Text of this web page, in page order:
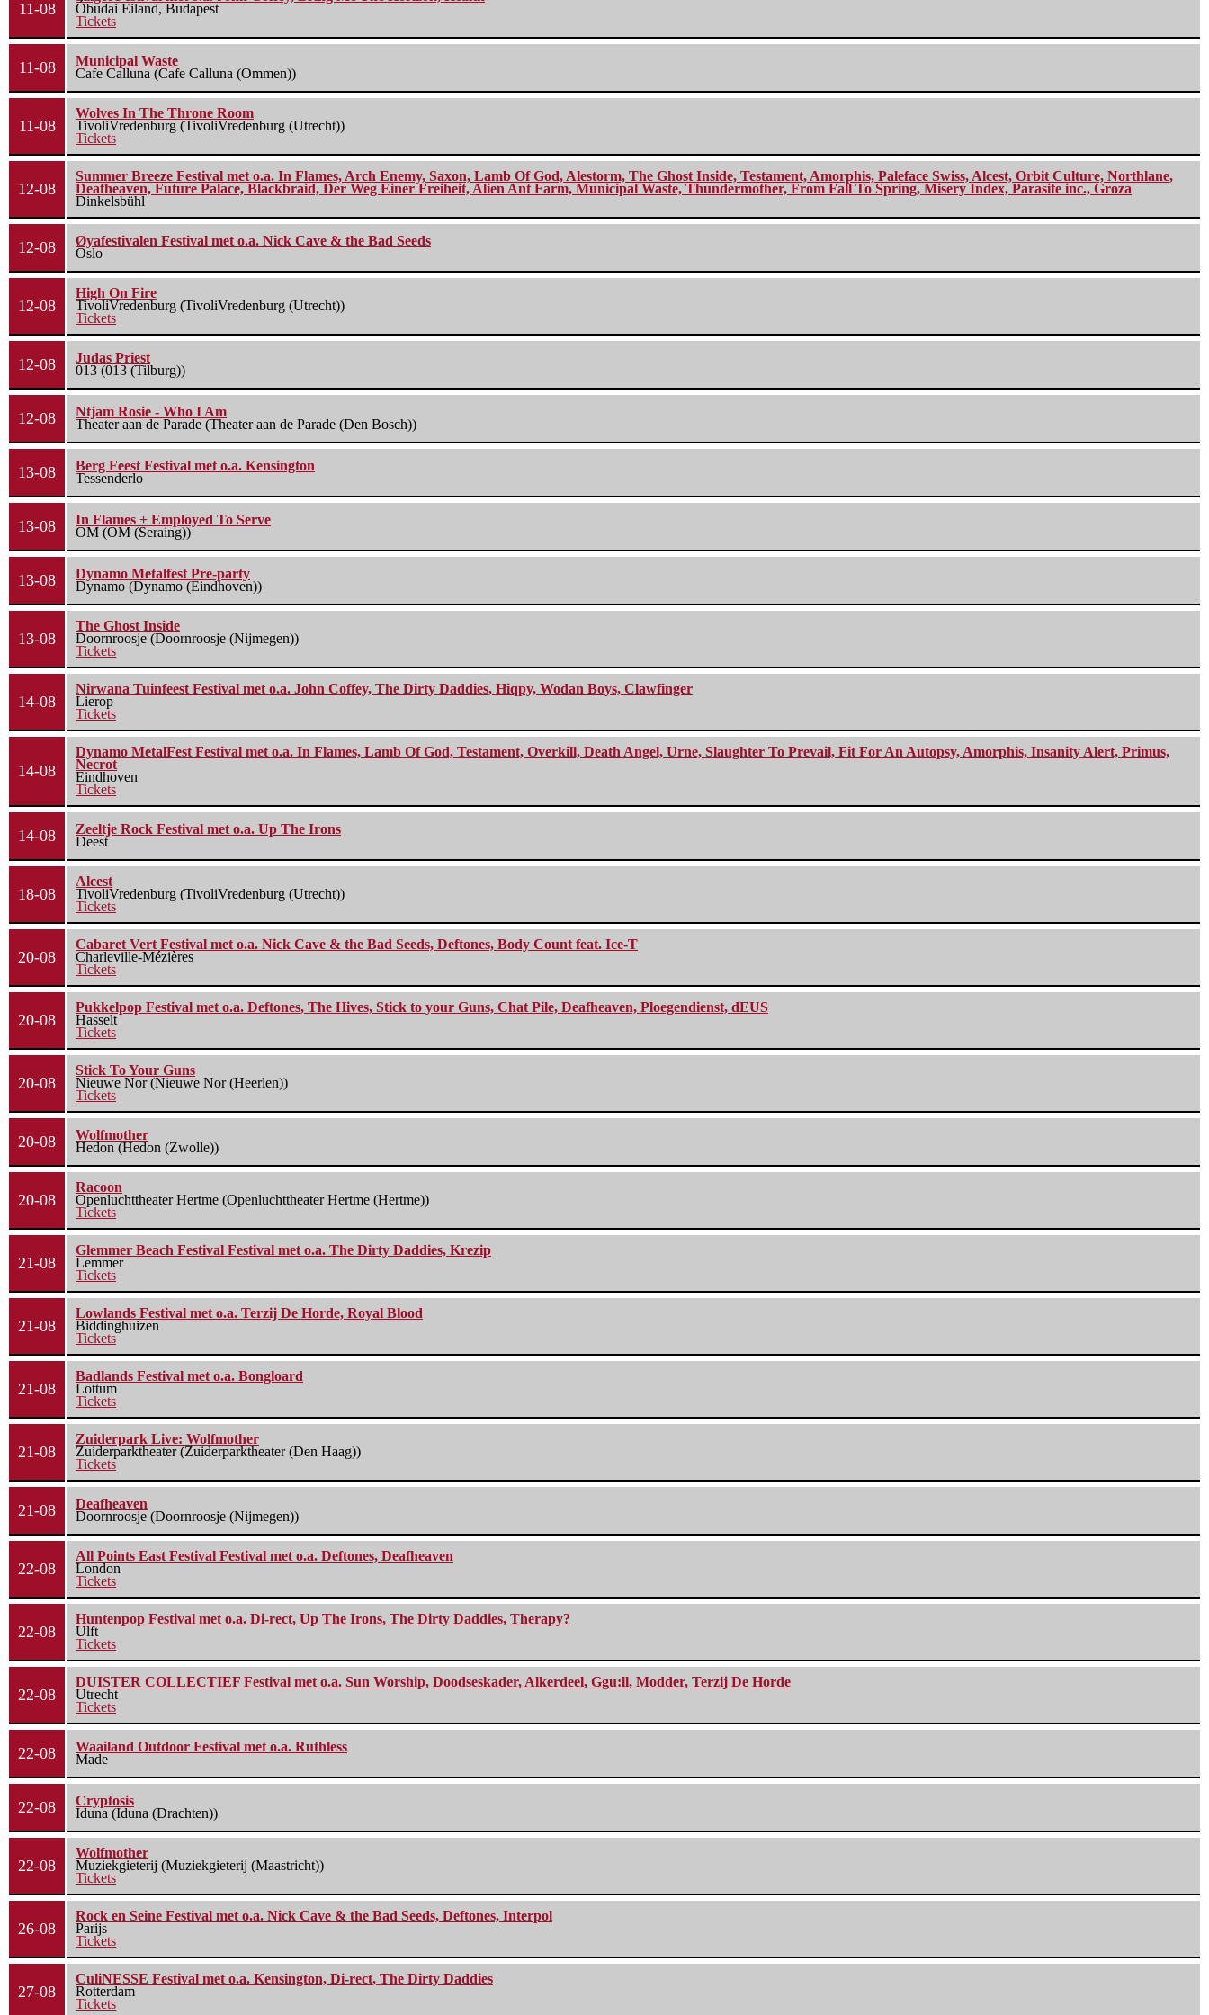
11-08
Óbudai Eiland, Budapest
Tickets
11-08
Municipal Waste
Cafe Calluna (Cafe Calluna (Ommen))
11-08
Wolves In The Throne Room
TivoliVredenburg (TivoliVredenburg (Utrecht))
Tickets
12-08
Summer Breeze Festival met o.a. In Flames, Arch Enemy, Saxon, Lamb Of God, Alestorm, The Ghost Inside, Testament, Amorphis, Paleface Swiss, Alcest, Orbit Culture, Northlane,
Deafheaven, Future Palace, Blackbraid, Der Weg Einer Freiheit, Alien Ant Farm, Municipal Waste, Thundermother, From Fall To Spring, Misery Index, Parasite inc., Groza
Dinkelsbühl
12-08
Øyafestivalen Festival met o.a. Nick Cave & the Bad Seeds
Oslo
12-08
High On Fire
TivoliVredenburg (TivoliVredenburg (Utrecht))
Tickets
12-08
Judas Priest
013 (013 (Tilburg))
12-08
Ntjam Rosie - Who I Am
Theater aan de Parade (Theater aan de Parade (Den Bosch))
13-08
Berg Feest Festival met o.a. Kensington
Tessenderlo
13-08
In Flames + Employed To Serve
OM (OM (Seraing))
13-08
Dynamo Metalfest Pre-party
Dynamo (Dynamo (Eindhoven))
13-08
The Ghost Inside
Doornroosje (Doornroosje (Nijmegen))
Tickets
14-08
Nirwana Tuinfeest Festival met o.a. John Coffey, The Dirty Daddies, Hiqpy, Wodan Boys, Clawfinger
Lierop
Tickets
14-08
Dynamo MetalFest Festival met o.a. In Flames, Lamb Of God, Testament, Overkill, Death Angel, Urne, Slaughter To Prevail, Fit For An Autopsy, Amorphis, Insanity Alert, Primus,
Necrot
Eindhoven
Tickets
14-08
Zeeltje Rock Festival met o.a. Up The Irons
Deest
18-08
Alcest
TivoliVredenburg (TivoliVredenburg (Utrecht))
Tickets
20-08
Cabaret Vert Festival met o.a. Nick Cave & the Bad Seeds, Deftones, Body Count feat. Ice-T
Charleville-Mézières
Tickets
20-08
Pukkelpop Festival met o.a. Deftones, The Hives, Stick to your Guns, Chat Pile, Deafheaven, Ploegendienst, dEUS
Hasselt
Tickets
20-08
Stick To Your Guns
Nieuwe Nor (Nieuwe Nor (Heerlen))
Tickets
20-08
Wolfmother
Hedon (Hedon (Zwolle))
20-08
Racoon
Openluchttheater Hertme (Openluchttheater Hertme (Hertme))
Tickets
21-08
Glemmer Beach Festival Festival met o.a. The Dirty Daddies, Krezip
Lemmer
Tickets
21-08
Lowlands Festival met o.a. Terzij De Horde, Royal Blood
Biddinghuizen
Tickets
21-08
Badlands Festival met o.a. Bongloard
Lottum
Tickets
21-08
Zuiderpark Live: Wolfmother
Zuiderparktheater (Zuiderparktheater (Den Haag))
Tickets
21-08
Deafheaven
Doornroosje (Doornroosje (Nijmegen))
22-08
All Points East Festival Festival met o.a. Deftones, Deafheaven
London
Tickets
22-08
Huntenpop Festival met o.a. Di-rect, Up The Irons, The Dirty Daddies, Therapy?
Ulft
Tickets
22-08
DUISTER COLLECTIEF Festival met o.a. Sun Worship, Doodseskader, Alkerdeel, Ggu:ll, Modder, Terzij De Horde
Utrecht
Tickets
22-08
Waailand Outdoor Festival met o.a. Ruthless
Made
22-08
Cryptosis
Iduna (Iduna (Drachten))
22-08
Wolfmother
Muziekgieterij (Muziekgieterij (Maastricht))
Tickets
26-08
Rock en Seine Festival met o.a. Nick Cave & the Bad Seeds, Deftones, Interpol
Parijs
Tickets
27-08
CuliNESSE Festival met o.a. Kensington, Di-rect, The Dirty Daddies
Rotterdam
Tickets